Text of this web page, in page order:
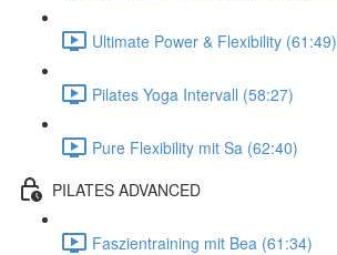
Ultimate Power & Flexibility (61:49)
Pilates Yoga Intervall (58:27)
Pure Flexibility mit Sa (62:40)
PILATES ADVANCED
Faszientraining mit Bea (61:34)